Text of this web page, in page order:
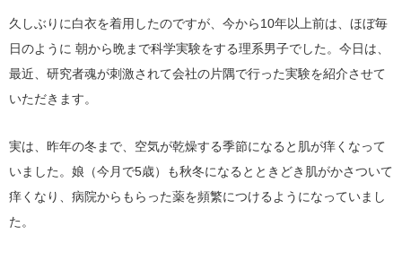
久しぶりに白衣を着用したのですが、今から10年以上前は、ほぼ毎
日のように 朝から晩まで科学実験をする理系男子でした。今日は、
最近、研究者魂が刺激されて会社の片隅で行った実験を紹介させて
いただきます。
実は、昨年の冬まで、空気が乾燥する季節になると肌が痒くなって
いました。娘（今月で5歳）も秋冬になるとときどき肌がかさついて
痒くなり、病院からもらった薬を頻繁につけるようになっていまし
た。